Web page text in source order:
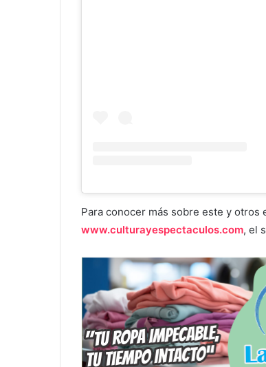
Para conocer más sobre este y
www.culturayespectaculos.com, el